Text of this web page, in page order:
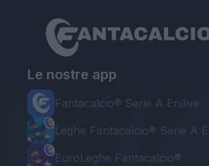
Le nostre app
Fantacalcio® Serie A Enilive
Leghe Fantacalcio® Serie A
EuroLeghe Fantacalcio®